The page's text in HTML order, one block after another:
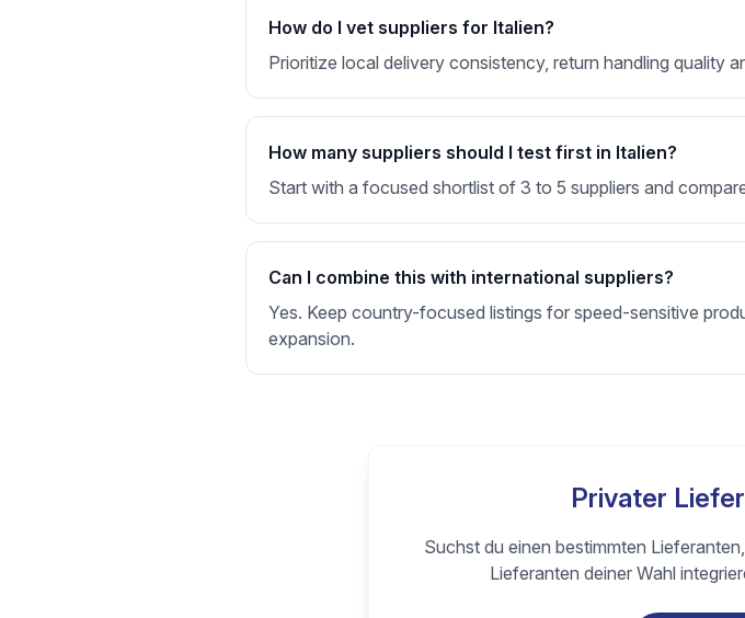
How do I vet suppliers for Italien?
Prioritize local delivery consistency, return handling quality
How many suppliers should I test first in Italien?
Start with a focused shortlist of 3 to 5 suppliers and
Can I combine this with international suppliers?
Yes. Keep country-focused listings for speed-sensitive
expansion.
Privater
Suchst du einen bestimmten
Lieferanten deiner Wahl